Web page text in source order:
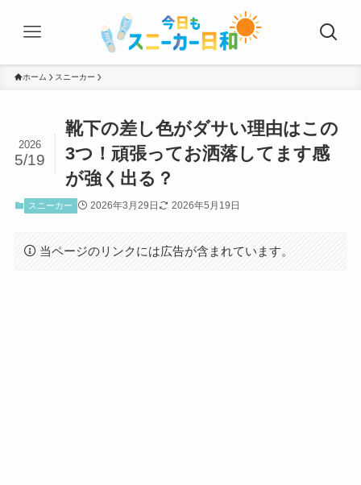
ホーム スニーカー
靴下の差し色がダサい理由はこの
3つ！頑張ってお洒落してます感
が強く出る？
2026
5/19
スニーカー 2026年3月29日 2026年5月19日
当ページのリンクには広告が含まれています。